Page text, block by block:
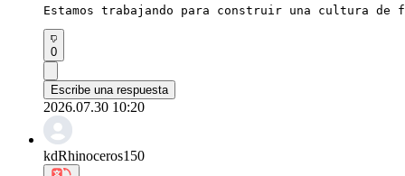
Estamos trabajando para construir una cultura de
0
Escribe una respuesta
2026.07.30 10:20
kdRhinoceros150